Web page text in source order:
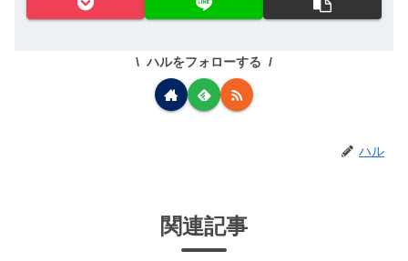
ハルをフォローする
ハル
関連記事